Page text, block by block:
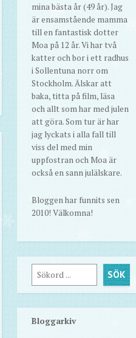
mina bästa år (49 år). Jag
är ensamstående mamma
till en fantastisk dotter
Moa på 12 år. Vi har två
katter och bor i ett radhus
i Sollentuna norr om
Stockholm. Älskar att
baka, titta på film, läsa
och allt som har med julen
att göra. Som tur är har
jag lyckats i alla fall till
viss del med min
uppfostran och Moa är
också en sann julälskare.
Bloggen har funnits sen
2010! Välkomna!
Sök SÖK
Bloggarkiv